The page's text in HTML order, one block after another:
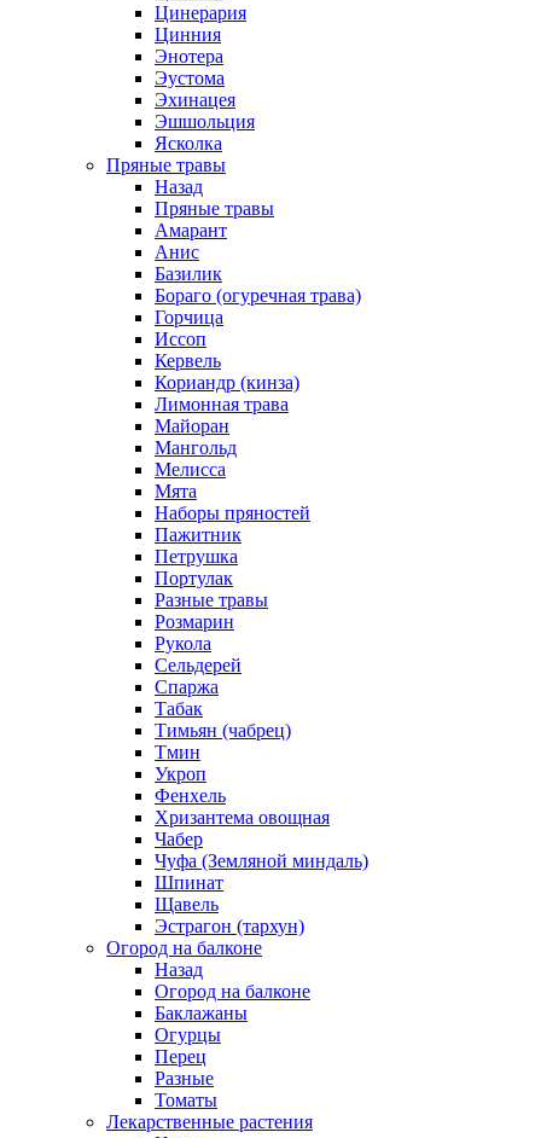
Цинерария
Цинния
Энотера
Эустома
Эхинацея
Эшшольция
Ясколка
Пряные травы
Назад
Пряные травы
Амарант
Анис
Базилик
Бораго (огуречная трава)
Горчица
Иссоп
Кервель
Кориандр (кинза)
Лимонная трава
Майоран
Мангольд
Мелисса
Мята
Наборы пряностей
Пажитник
Петрушка
Портулак
Разные травы
Розмарин
Рукола
Сельдерей
Спаржа
Табак
Тимьян (чабрец)
Тмин
Укроп
Фенхель
Хризантема овощная
Чабер
Чуфа (Земляной миндаль)
Шпинат
Щавель
Эстрагон (тархун)
Огород на балконе
Назад
Огород на балконе
Баклажаны
Огурцы
Перец
Разные
Томаты
Лекарственные растения